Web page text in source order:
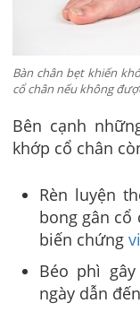
Bàn chân bẹt khiến
cổ chân nếu không
Bên cạnh
khớp cổ chân
Rèn luyện
bong gân cổ
biến chứng
Béo phì
ngày dẫn